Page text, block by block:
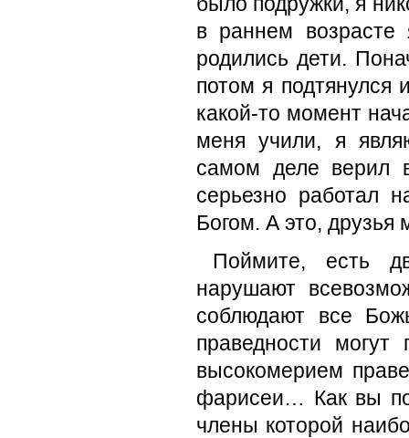
в раннем
родились дети.
потом я подтянулся
какой-то момент
меня учили, я
самом деле верил
серьезно работал
Богом. А это, друзья
Поймите, есть
нарушают
соблюдают все
праведности могут
высокомерием
фарисеи… Как вы
члены которой